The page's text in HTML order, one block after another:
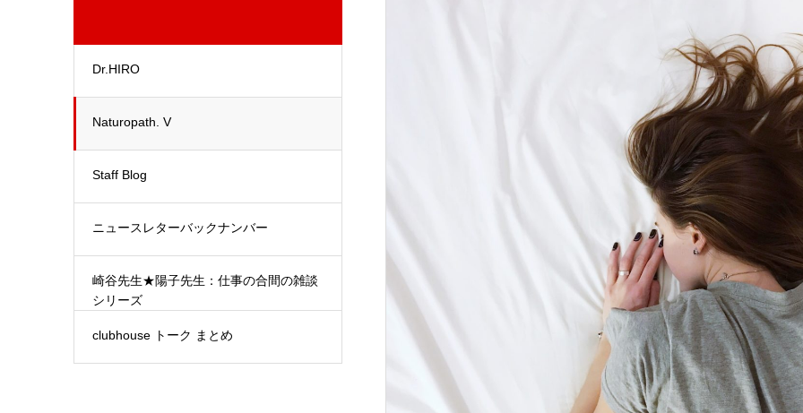
Dr.HIRO
Naturopath. V
Staff Blog
ニュースレターバックナンバー
崎谷先生★陽子先生：仕事の合間の雑談
シリーズ
clubhouse トーク まとめ